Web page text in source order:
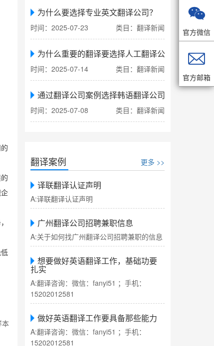
本
为什么要选择专业英文翻译公司？
时间：2025-07-23 类目：翻译新闻
为什么重要的翻译要选择人工翻译公司
时间：2025-07-14 类目：翻译新闻
通过翻译公司案例选择韩语翻译公司
时间：2025-07-08 类目：翻译新闻
翻译案例 更多 >>
译联翻译认证声明
A:译联翻译认证声明
广州翻译公司招聘兼职信息
A:关于如何找广州翻译公司招聘兼职的信息
想要做好英语翻译工作，基础功要
扎实
A:翻译咨询：微信：fanyi51 ；手机：
15202012581
做好英语翻译工作要具备那些能力
A:翻译咨询：微信：fanyi51 ；手机：
15202012581

官方微信

官方邮箱